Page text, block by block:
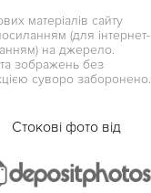
матеріалів сайту
(для інтернет-
на джерело.
зображень без
суворо заборонено.
Стокові фото від